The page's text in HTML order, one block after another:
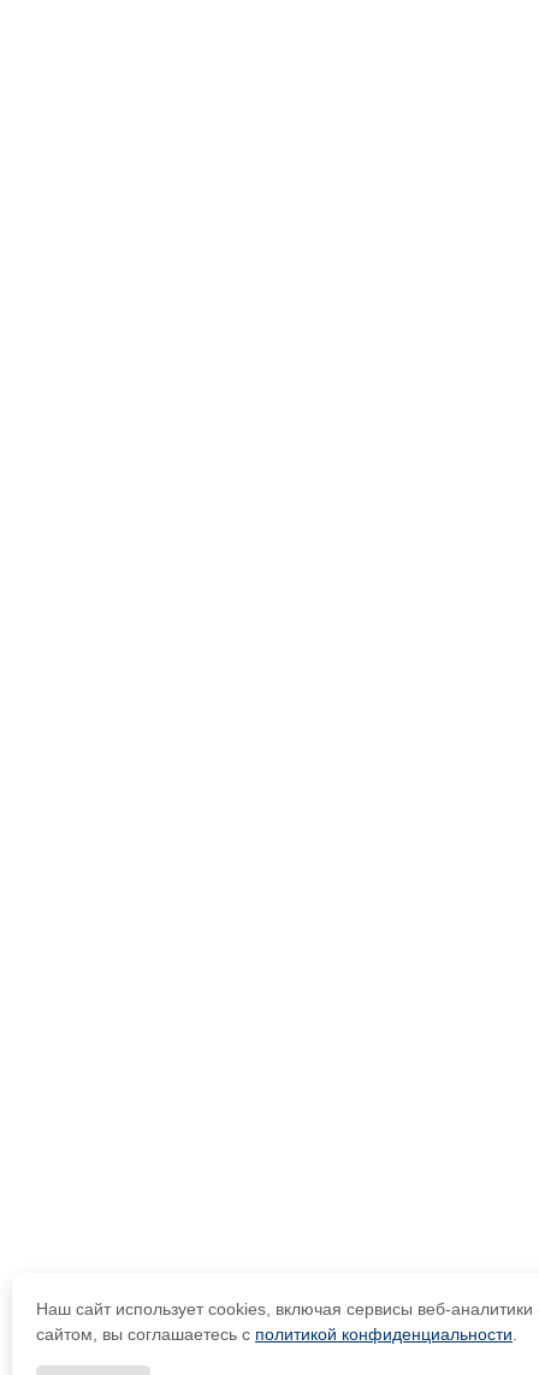
Наш сайт использует cookies, включая сервисы веб-
сайтом, вы соглашаетесь с политикой конфиденциальности